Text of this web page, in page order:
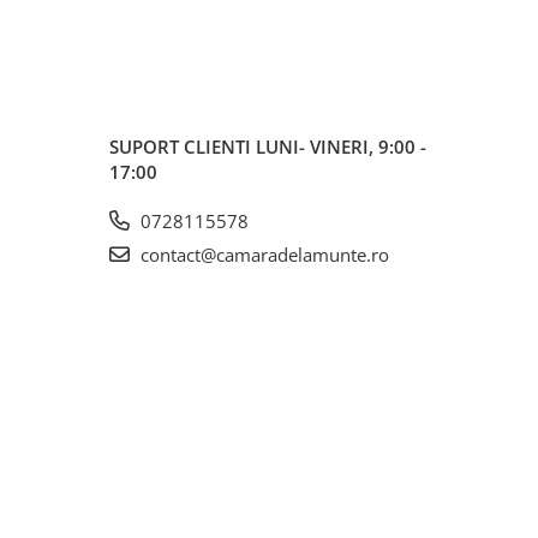
SUPORT CLIENTI LUNI- VINERI, 9:00 -
17:00
0728115578
contact@camaradelamunte.ro